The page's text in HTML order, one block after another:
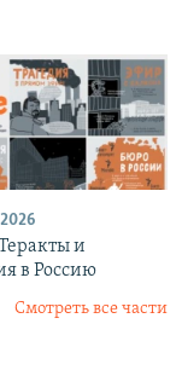
и
в Россию
Смотреть все части